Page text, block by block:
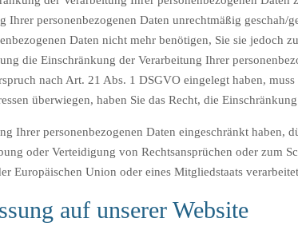
Ihrer personenbezogenen Daten unrechtmäßig
Daten nicht mehr benötigen, Sie sie jedoch
die Einschränkung der Verarbeitung Ihrer
nach Art. 21 Abs. 1 DSGVO eingelegt haben,
überwiegen, haben Sie das Recht, die
Ihrer personenbezogenen Daten eingeschränkt
oder Verteidigung von Rechtsansprüchen oder zum
Europäischen Union oder eines Mitgliedstaats
auf unserer Website